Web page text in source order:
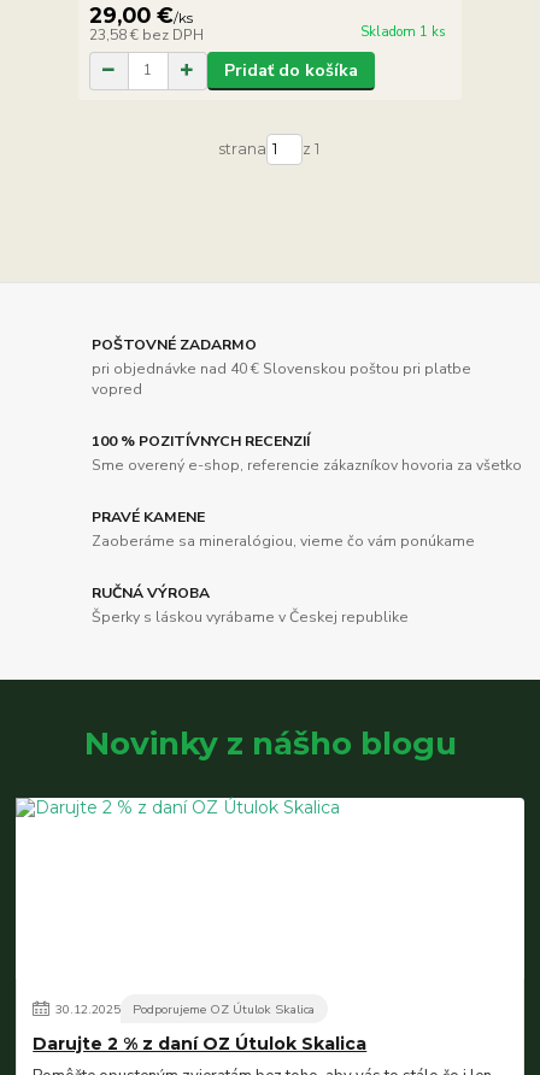
29,00 €/ks
23,58 € bez DPH Skladom 1 ks
Pridať do košíka
strana z 1
POŠTOVNÉ ZADARMO
pri objednávke nad 40 € Slovenskou poštou pri platbe
vopred
100 % POZITÍVNYCH RECENZIÍ
Sme overený e-shop, referencie zákazníkov hovoria za všetko
PRAVÉ KAMENE
Zaoberáme sa mineralógiou, vieme čo vám ponúkame
RUČNÁ VÝROBA
Šperky s láskou vyrábame v Českej republike
Novinky z nášho blogu
30.12.2025 Podporujeme OZ Útulok Skalica
Darujte 2 % z daní OZ Útulok Skalica